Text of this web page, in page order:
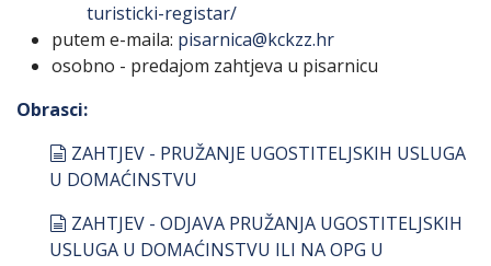
turisticki-registar/
putem e-maila: pisarnica@kckzz.hr
osobno - predajom zahtjeva u pisarnicu
Obrasci:
document
ZAHTJEV - PRUŽANJE UGOSTITELJSKIH USLUGA
U DOMAĆINSTVU
document
ZAHTJEV - ODJAVA PRUŽANJA UGOSTITELJSKIH
USLUGA U DOMAĆINSTVU ILI NA OPG U